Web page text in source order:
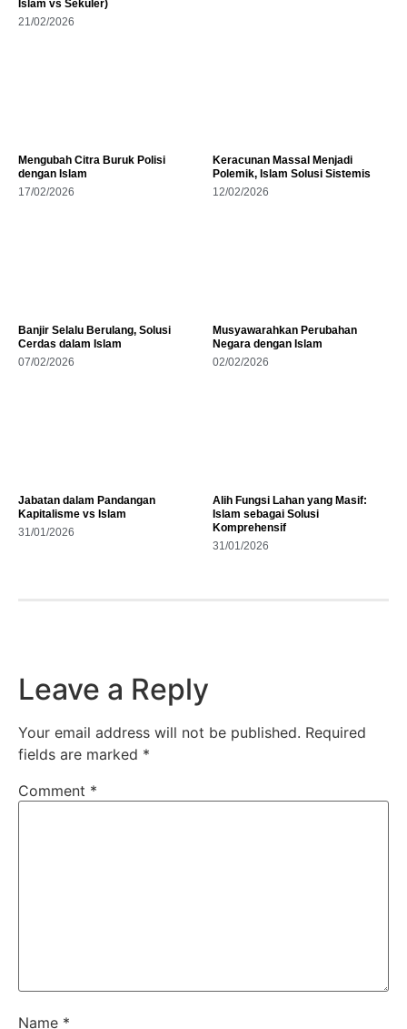
Islam vs Sekuler)
21/02/2026
Mengubah Citra Buruk Polisi
dengan Islam
17/02/2026
Keracunan Massal Menjadi
Polemik, Islam Solusi Sistemis
12/02/2026
Banjir Selalu Berulang, Solusi
Cerdas dalam Islam
07/02/2026
Musyawarahkan Perubahan
Negara dengan Islam
02/02/2026
Jabatan dalam Pandangan
Kapitalisme vs Islam
31/01/2026
Alih Fungsi Lahan yang Masif:
Islam sebagai Solusi
Komprehensif
31/01/2026
Leave a Reply
Your email address will not be published. Required
fields are marked *
Comment *
Name *